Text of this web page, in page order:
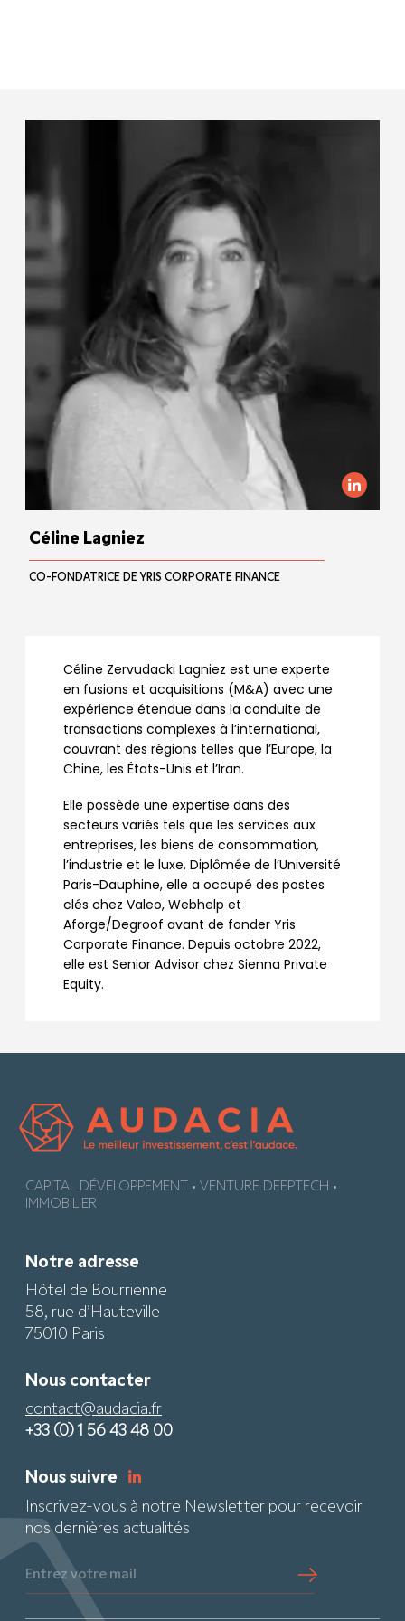
Céline Lagniez
CO-FONDATRICE DE YRIS CORPORATE FINANCE
Céline Zervudacki Lagniez est une experte
en fusions et acquisitions (M&A) avec une
expérience étendue dans la conduite de
transactions complexes à l’international,
couvrant des régions telles que l’Europe, la
Chine, les États-Unis et l’Iran.
Elle possède une expertise dans des
secteurs variés tels que les services aux
entreprises, les biens de consommation,
l’industrie et le luxe. Diplômée de l’Université
Paris-Dauphine, elle a occupé des postes
clés chez Valeo, Webhelp et
Aforge/Degroof avant de fonder Yris
Corporate Finance. Depuis octobre 2022,
elle est Senior Advisor chez Sienna Private
Equity.
CAPITAL DÉVELOPPEMENT • VENTURE DEEPTECH •
IMMOBILIER
Notre adresse
Hôtel de Bourrienne
58, rue d’Hauteville
75010 Paris
Nous contacter
contact@audacia.fr
+33 (0) 1 56 43 48 00
Nous suivre
Inscrivez-vous à notre Newsletter pour recevoir
nos dernières actualités
Entrez votre mail